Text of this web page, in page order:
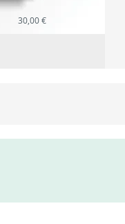
30,00 €